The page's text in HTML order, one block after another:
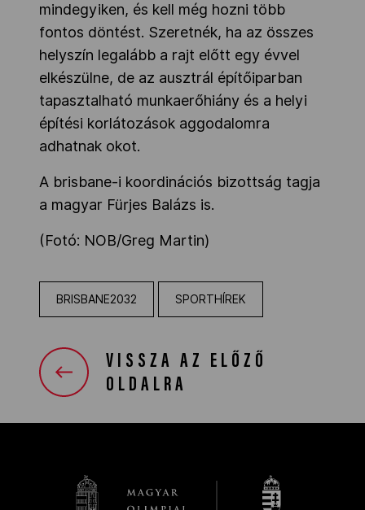
mindegyiken, és kell még hozni több
fontos döntést. Szeretnék, ha az összes
helyszín legalább a rajt előtt egy évvel
elkészülne, de az ausztrál építőiparban
tapasztalható munkaerőhiány és a helyi
építési korlátozások aggodalomra
adhatnak okot.
A brisbane-i koordinációs bizottság tagja
a magyar Fürjes Balázs is.
(Fotó: NOB/Greg Martin)
BRISBANE2032 SPORTHÍREK
VISSZA AZ ELŐZŐ
OLDALRA